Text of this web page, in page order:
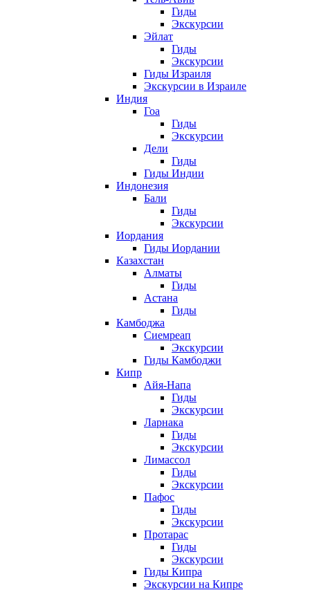
Гиды
Экскурсии
Эйлат
Гиды
Экскурсии
Гиды Израиля
Экскурсии в Израиле
Индия
Гоа
Гиды
Экскурсии
Дели
Гиды
Гиды Индии
Индонезия
Бали
Гиды
Экскурсии
Иордания
Гиды Иордании
Казахстан
Алматы
Гиды
Астана
Гиды
Камбоджа
Сиемреап
Экскурсии
Гиды Камбоджи
Кипр
Айя-Напа
Гиды
Экскурсии
Ларнака
Гиды
Экскурсии
Лимассол
Гиды
Экскурсии
Пафос
Гиды
Экскурсии
Протарас
Гиды
Экскурсии
Гиды Кипра
Экскурсии на Кипре